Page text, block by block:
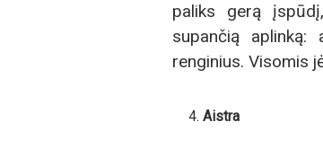
paliks gerą
supančią aplinką:
renginius. Visomis
Aistra